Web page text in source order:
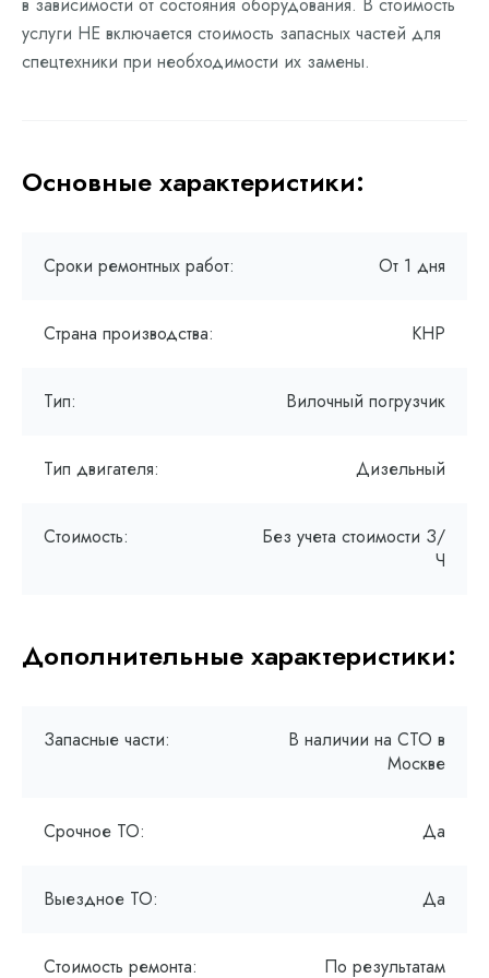
услуги НЕ включается стоимость запасных частей для
спецтехники при необходимости их замены.
Основные характеристики:
Сроки ремонтных работ: От 1 дня
Страна производства: КНР
Тип: Вилочный погрузчик
Тип двигателя: Дизельный
Стоимость:
Без учета стоимости З/
Ч
Дополнительные характеристики:
Запасные части:
В наличии на СТО в
Москве
Срочное ТО: Да
Выездное ТО: Да
Стоимость ремонта:
По результатам